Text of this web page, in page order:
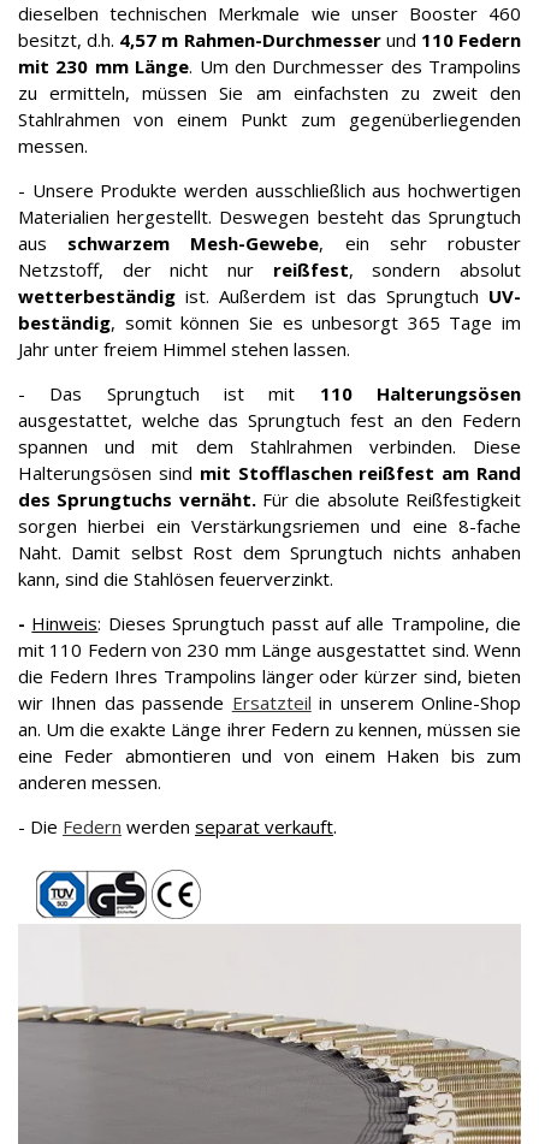
dieselben technischen Merkmale wie unser Booster 460
besitzt, d.h. 4,57 m Rahmen-Durchmesserund 110 Federn
mit 230 mm Länge. Um den Durchmesser des Trampolins
zu ermitteln, müssen Sie am einfachsten zu zweit den
Stahlrahmen von einem Punkt zum gegenüberliegenden
messen.
- Unsere Produkte werden ausschließlich aus hochwertigen
Materialien hergestellt. Deswegen besteht das Sprungtuch
aus schwarzem Mesh-Gewebe, ein sehr robuster
Netzstoff, der nicht nur reißfest, sondern absolut
wetterbeständig ist. Außerdem ist das Sprungtuch UV-
beständig, somit können Sie es unbesorgt 365 Tage im
Jahr unter freiem Himmel stehen lassen.
- Das Sprungtuch ist mit 110 Halterungsösen
ausgestattet, welche das Sprungtuch fest an den Federn
spannen und mit dem Stahlrahmen verbinden. Diese
Halterungsösen sind mit Stofflaschen reißfest am Rand
des Sprungtuchs vernäht.Für die absolute Reißfestigkeit
sorgen hierbei ein Verstärkungsriemen und eine 8-fache
Naht. Damit selbst Rost dem Sprungtuch nichts anhaben
kann, sind die Stahlösen feuerverzinkt.
- Hinweis: Dieses Sprungtuch passt auf alle Trampoline, die
mit 110 Federn von 230 mm Länge ausgestattet sind. Wenn
die Federn Ihres Trampolins länger oder kürzer sind, bieten
wir Ihnen das passende Ersatzteil in unserem Online-Shop
an. Um die exakte Länge ihrer Federn zu kennen, müssen sie
eine Feder abmontieren und von einem Haken bis zum
anderen messen.
- Die Federn werden separat verkauft.